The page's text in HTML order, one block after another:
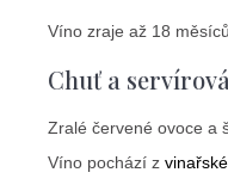
Víno zraje až 18
Chuť a
Zralé červené ovoce a
Víno pochází z